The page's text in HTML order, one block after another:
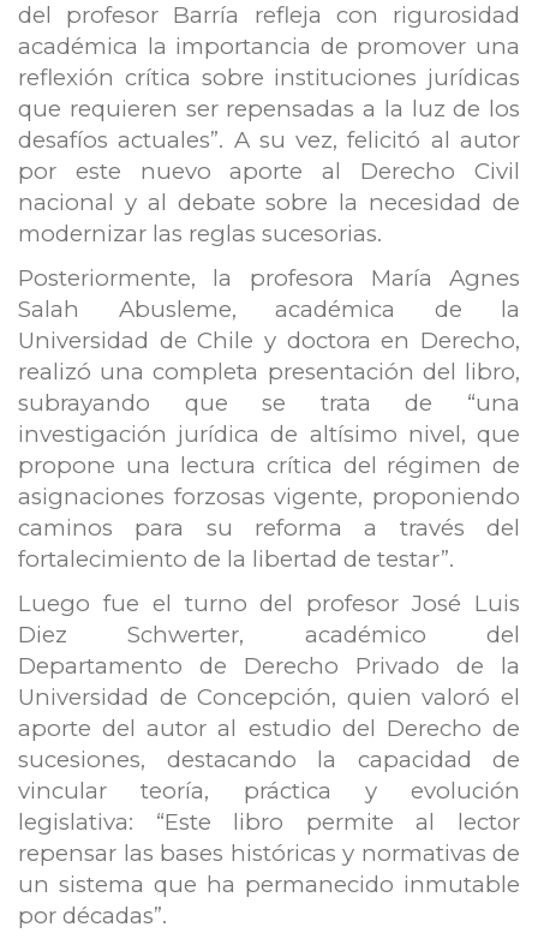
del profesor Barría refleja con rigurosidad
académica la importancia de promover una
reflexión crítica sobre instituciones jurídicas
que requieren ser repensadas a la luz de los
desafíos actuales”. A su vez, felicitó al autor
por este nuevo aporte al Derecho Civil
nacional y al debate sobre la necesidad de
modernizar las reglas sucesorias.
Posteriormente, la profesora María Agnes
Salah Abusleme, académica de la
Universidad de Chile y doctora en Derecho,
realizó una completa presentación del libro,
subrayando que se trata de “una
investigación jurídica de altísimo nivel, que
propone una lectura crítica del régimen de
asignaciones forzosas vigente, proponiendo
caminos para su reforma a través del
fortalecimiento de la libertad de testar”.
Luego fue el turno del profesor José Luis
Diez Schwerter, académico del
Departamento de Derecho Privado de la
Universidad de Concepción, quien valoró el
aporte del autor al estudio del Derecho de
sucesiones, destacando la capacidad de
vincular teoría, práctica y evolución
legislativa: “Este libro permite al lector
repensar las bases históricas y normativas de
un sistema que ha permanecido inmutable
por décadas”.